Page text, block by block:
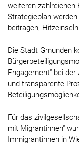
weiteren zahlreichen
Strategieplan
beitragen,
Die Stadt Gmunden
Engagement“ bei
und transparente
Für das
mit Migrantinnen“
Immigrantinnen in